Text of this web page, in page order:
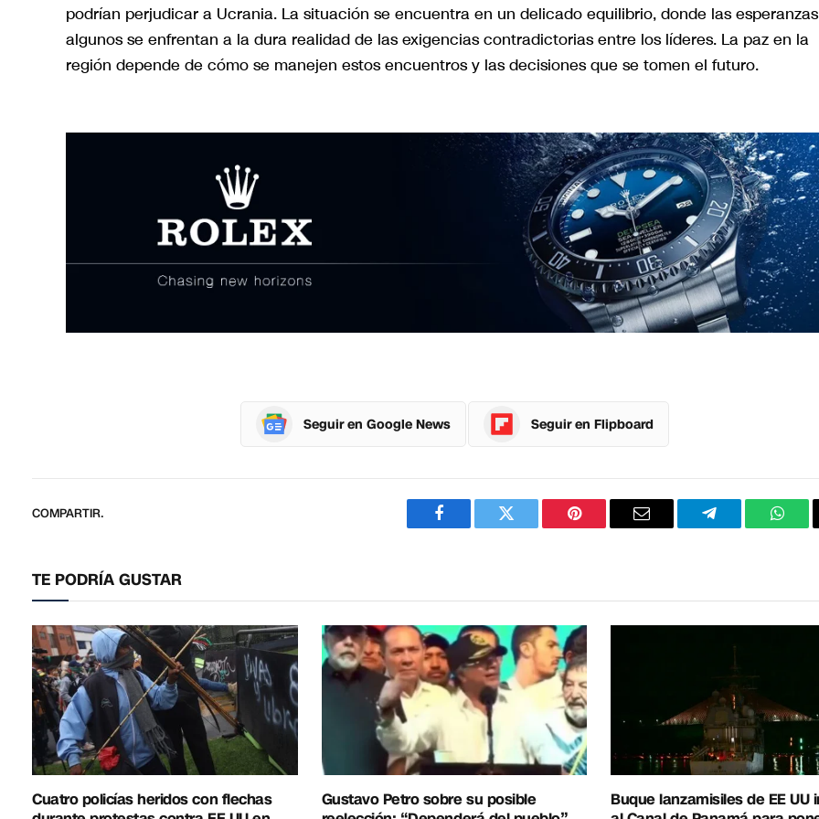
podrían perjudicar a Ucrania. La situación se encuentra en un delicado equilibrio, donde las
algunos se enfrentan a la dura realidad de las exigencias contradictorias entre los líderes. La paz en la
región depende de cómo se manejen estos encuentros y las decisiones que se tomen el futuro.
Seguir en Google News Seguir en Flipboard
COMPARTIR.
FacebookTwitter PinterestCorreo
Telegram
TE PODRÍA GUSTAR
Cuatro policías heridos con flechas
Gustavo Petro sobre su posible
Buque lanzamisiles de EE UU